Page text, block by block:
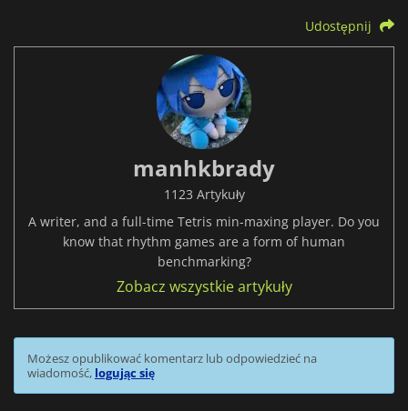
Udostępnij
manhkbrady
1123 Artykuły
A writer, and a full-time Tetris min-maxing player. Do you
know that rhythm games are a form of human
benchmarking?
Zobacz wszystkie artykuły
Możesz opublikować komentarz lub odpowiedzieć na
wiadomość, logując się